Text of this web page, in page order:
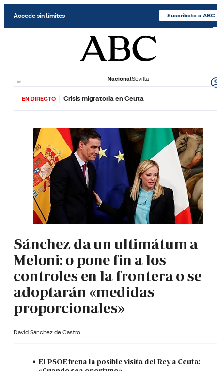
Accede sin límites Suscríbete a ABC
NacionalSevilla
EN DIRECTO Crisis migratoria en Ceuta
Sánchez da un ultimátum a
Meloni: o pone fin a los
controles en la frontera o se
adoptarán «medidas
proporcionales»
David Sánchez de Castro
El PSOE frena la posible visita del Rey a Ceuta: